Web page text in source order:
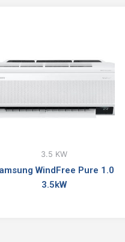
3.5 KW
WindFree Pure 1.0
3.5kW